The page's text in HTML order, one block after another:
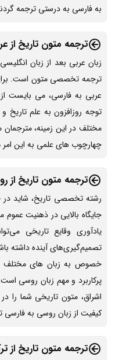
به فارسی به درستی ترجمه
ترجمه متون تاریخ از
زبان عربی بعد از زبان
ترجمه تخصصی متون است. برای
عربی به فارسی، می بایست
توجه روزافزون به علم
مختلف در این زمینه، مترجمان
چهارچوب های علمی به این امر
ترجمه متون تاریخ از
رشته تخصصی تاریخ، شاید در
جایگاه بالایی در ذهنیت عموم
یادآوری وقایع تاریخی
تصمیم‌گیری‌های آینده داشته
خصوص به زبان های مختلف
پرکاربرد و مهم زبان روسی
اشراق، متون تاریخی شما را
کیفیت از زبان روسی به فارسی
ترجمه متون تاریخ از